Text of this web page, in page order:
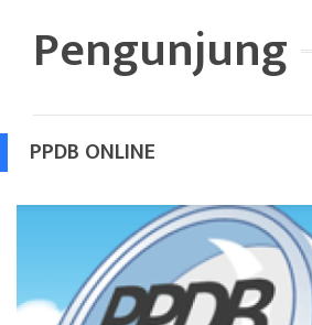
Pengunjung
PPDB ONLINE